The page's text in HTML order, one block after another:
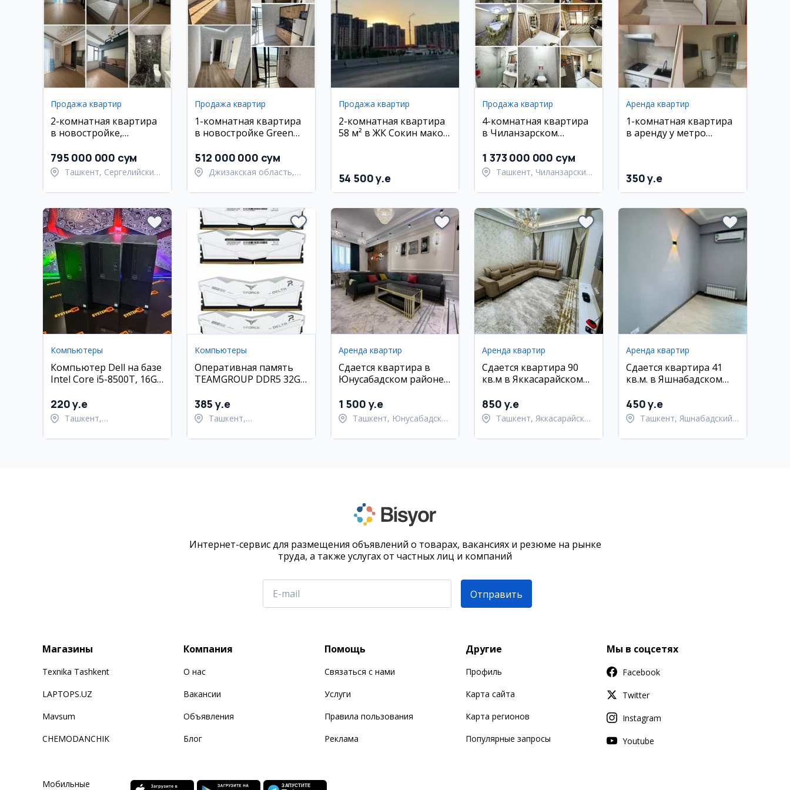
Продажа квартир
2-комнатная квартира
в новостройке,
н Бобур
795 000 000 сум
Ташкент, Сергелийский
Продажа квартир
1-комнатная квартира
в новостройке Green
512 000 000 сум
Джизакская область,
Продажа квартир
2-комнатная квартира
58 м² в ЖК Сокин макон,
54 500 y.e
Продажа квартир
4-комнатная квартира
в Чиланзарском
1 373 000 000 сум
Ташкент, Чиланзарский
Аренда квартир
1-комнатная квартира
в аренду у метро
350 y.e
Компьютеры
Компьютер Dell на базе
Intel Core i5-8500T, 16GB
4GB
220 y.e
Ташкент,
Компьютеры
Оперативная память
TEAMGROUP DDR5 32GB
CL32/CL40
385 y.e
Ташкент,
Аренда квартир
Сдается квартира в
Юнусабадском районе,
1 500 y.e
Ташкент, Юнусабадский
Аренда квартир
Сдается квартира 90
кв.м в Яккасарайском
850 y.e
Ташкент, Яккасарайский
Аренда квартир
Сдается квартира 41
кв.м. в Яшнабадском
450 y.e
Ташкент, Яшнабадский
Интернет-сервис для размещения объявлений о товарах, вакансиях и резюме на рынке
труда, а также услугах от частных лиц и компаний
Отправить
Магазины
Texnika Tashkent
LAPTOPS.UZ
Mavsum
CHEMODANCHIK
Компания
О нас
Вакансии
Объявления
Блог
Помощь
Связаться с нами
Услуги
Правила пользования
Реклама
Другие
Профиль
Карта сайта
Карта регионов
Популярные запросы
Мы в соцсетях
Facebook
Twitter
Instagram
Youtube
Мобильные